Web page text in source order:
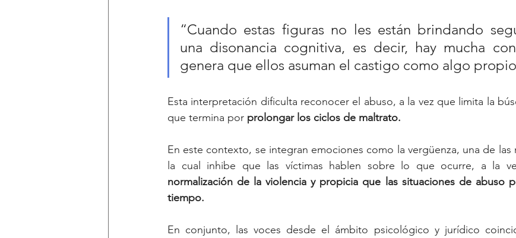
“Cuando estas figuras no les están brindando
una disonancia cognitiva, es decir, hay mucha
genera que ellos asuman el castigo como algo
Esta interpretación dificulta reconocer el abuso, a la vez que limita la
que termina por prolongar los ciclos de maltrato.
En este contexto, se integran emociones como la vergüenza, una de las
normalización de la violencia y propicia que las situaciones de abuso
tiempo.
En conjunto, las voces desde el ámbito psicológico y jurídico